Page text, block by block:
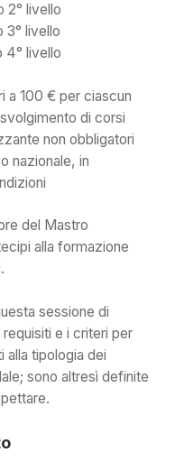
2° livello
3° livello
4° livello
a 100 € per ciascun
di corsi
non obbligatori
nazionale, in
del Mastro
alla formazione
sessione di
e i criteri per
alla tipologia dei
sono altresì definite